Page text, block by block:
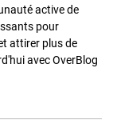
active de
pour
attirer plus de
avec OverBlog